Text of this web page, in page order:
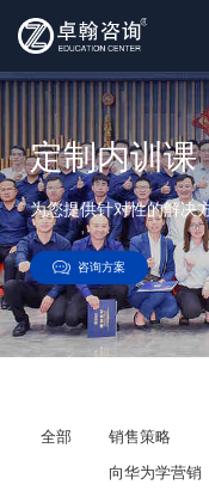
定制内训课
为您提供针对性的解决
咨询方案
全部 销售策略
向华为学营销